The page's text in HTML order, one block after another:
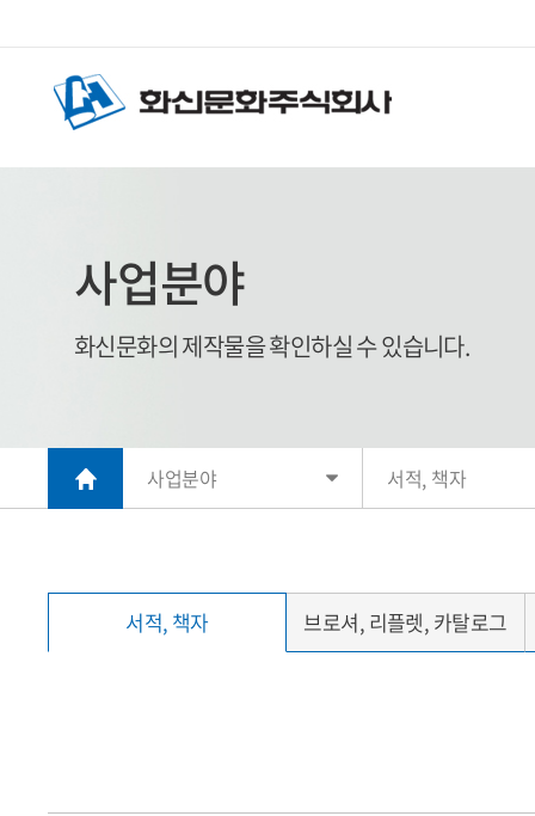
사업분야
화신문화의 제작물을 확인하실 수 있습니다.
사업분야 서적, 책자
서적, 책자 브로셔, 리플렛, 카탈로그